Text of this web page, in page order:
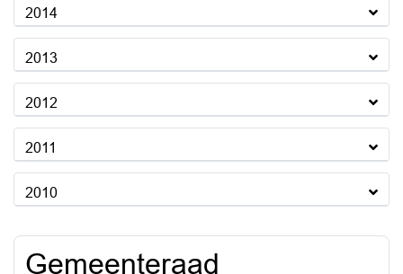
2014
2013
2012
2011
2010
Gemeenteraad